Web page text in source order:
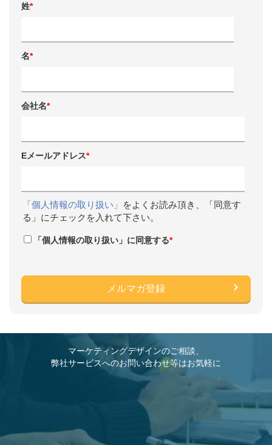
姓*
名*
会社名*
Eメールアドレス*
「個人情報の取り扱い」
をよくお読み頂き、「同意す
る」にチェックを入れて下さい。
「個人情報の取り扱い」に同意する*
マーケティングデザインのご相談、
弊社サービスへのお問い合わせ等はお気軽に